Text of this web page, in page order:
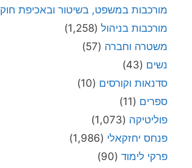
מורכבות במשפט, בשיטור ובאכיפת חוק
מורכבות בניהול (1,258)
משטרה וחברה (57)
נשים (43)
סדנאות וקורסים (10)
ספרים (11)
פוליטיקה (1,073)
פנחס יחזקאלי (1,986)
פרקי לימוד (90)